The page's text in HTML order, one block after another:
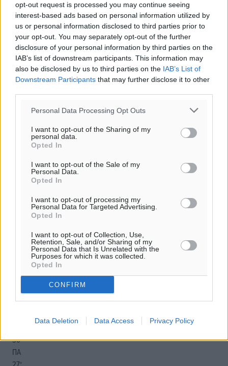
opt-out request is processed you may continue seeing
interest-based ads based on personal information utilized by
us or personal information disclosed to third parties prior to
your opt-out. You may separately opt-out of the further
disclosure of your personal information by third parties on the
IAB’s list of downstream participants. This information may
also be disclosed by us to third parties on the IAB’s List of
Downstream Participants that may further disclose it to other
Personal Data Processing Opt Outs
I want to opt-out of the Sharing of my
personal data.
Opted In
I want to opt-out of the Sale of my
Personal Data.
Opted In
I want to opt-out of processing my
Personal Data for Targeted Advertising.
Opted In
I want to opt-out of Collection, Use,
Retention, Sale, and/or Sharing of my
Personal Data that Is Unrelated with the
Purposes for which it was collected.
Opted In
CONFIRM
Data Deletion Data Access Privacy Policy
Υπενθύμιση:
Για την μερική αναπαραγωγή της είδησης από άλλες
ιστοσελίδες είναι απαραίτητη η χρήση του παρακάτω
παρεχόμενου συνδέσμου παραπομπής προς το άρθρο
o καιρός τώρα:
28°
πρόγνωση:
°
ΤΕ
30°
ΠΑ